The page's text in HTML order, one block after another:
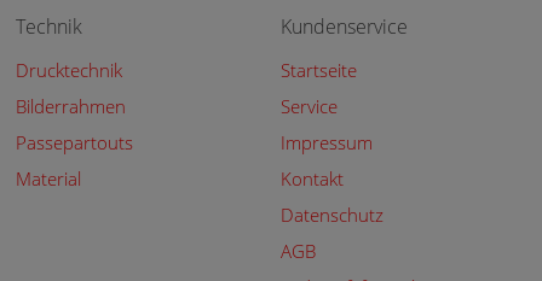
Technik
Drucktechnik
Bilderrahmen
Passepartouts
Material
Kundenservice
Startseite
Service
Impressum
Kontakt
Datenschutz
AGB